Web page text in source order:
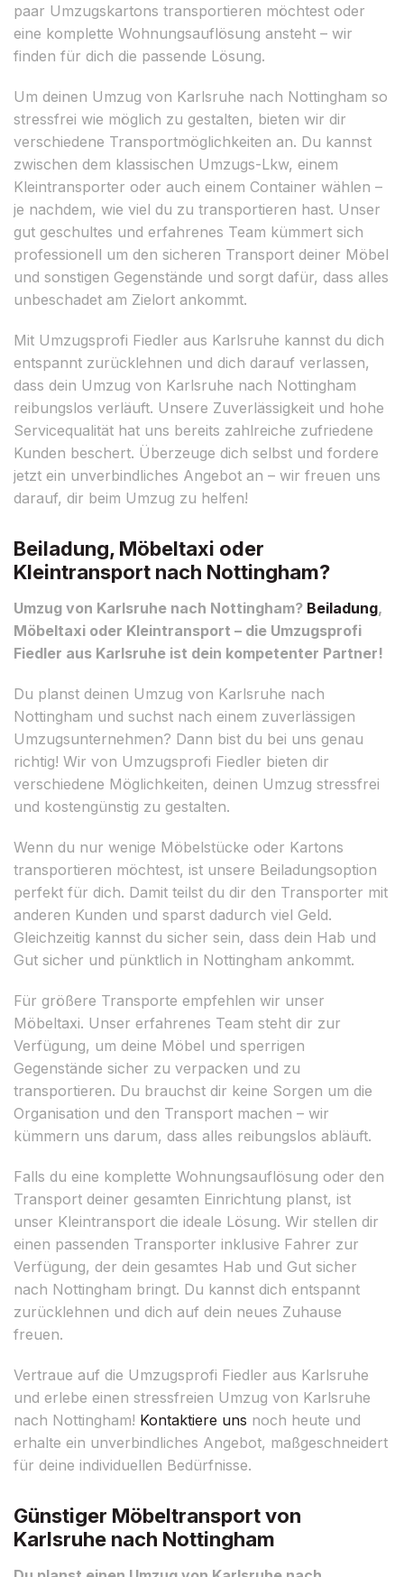
paar Umzugskartons transportieren möchtest oder
eine komplette Wohnungsauflösung ansteht – wir
finden für dich die passende Lösung.
Um deinen Umzug von Karlsruhe nach Nottingham so
stressfrei wie möglich zu gestalten, bieten wir dir
verschiedene Transportmöglichkeiten an. Du kannst
zwischen dem klassischen Umzugs-Lkw, einem
Kleintransporter oder auch einem Container wählen –
je nachdem, wie viel du zu transportieren hast. Unser
gut geschultes und erfahrenes Team kümmert sich
professionell um den sicheren Transport deiner Möbel
und sonstigen Gegenstände und sorgt dafür, dass alles
unbeschadet am Zielort ankommt.
Mit Umzugsprofi Fiedler aus Karlsruhe kannst du dich
entspannt zurücklehnen und dich darauf verlassen,
dass dein Umzug von Karlsruhe nach Nottingham
reibungslos verläuft. Unsere Zuverlässigkeit und hohe
Servicequalität hat uns bereits zahlreiche zufriedene
Kunden beschert. Überzeuge dich selbst und fordere
jetzt ein unverbindliches Angebot an – wir freuen uns
darauf, dir beim Umzug zu helfen!
Beiladung, Möbeltaxi oder
Kleintransport nach Nottingham?
Umzug von Karlsruhe nach Nottingham? Beiladung,
Möbeltaxi oder Kleintransport – die Umzugsprofi
Fiedler aus Karlsruhe ist dein kompetenter Partner!
Du planst deinen Umzug von Karlsruhe nach
Nottingham und suchst nach einem zuverlässigen
Umzugsunternehmen? Dann bist du bei uns genau
richtig! Wir von Umzugsprofi Fiedler bieten dir
verschiedene Möglichkeiten, deinen Umzug stressfrei
und kostengünstig zu gestalten.
Wenn du nur wenige Möbelstücke oder Kartons
transportieren möchtest, ist unsere Beiladungsoption
perfekt für dich. Damit teilst du dir den Transporter mit
anderen Kunden und sparst dadurch viel Geld.
Gleichzeitig kannst du sicher sein, dass dein Hab und
Gut sicher und pünktlich in Nottingham ankommt.
Für größere Transporte empfehlen wir unser
Möbeltaxi. Unser erfahrenes Team steht dir zur
Verfügung, um deine Möbel und sperrigen
Gegenstände sicher zu verpacken und zu
transportieren. Du brauchst dir keine Sorgen um die
Organisation und den Transport machen – wir
kümmern uns darum, dass alles reibungslos abläuft.
Falls du eine komplette Wohnungsauflösung oder den
Transport deiner gesamten Einrichtung planst, ist
unser Kleintransport die ideale Lösung. Wir stellen dir
einen passenden Transporter inklusive Fahrer zur
Verfügung, der dein gesamtes Hab und Gut sicher
nach Nottingham bringt. Du kannst dich entspannt
zurücklehnen und dich auf dein neues Zuhause
freuen.
Vertraue auf die Umzugsprofi Fiedler aus Karlsruhe
und erlebe einen stressfreien Umzug von Karlsruhe
nach Nottingham! Kontaktiere uns noch heute und
erhalte ein unverbindliches Angebot, maßgeschneidert
für deine individuellen Bedürfnisse.
Günstiger Möbeltransport von
Karlsruhe nach Nottingham